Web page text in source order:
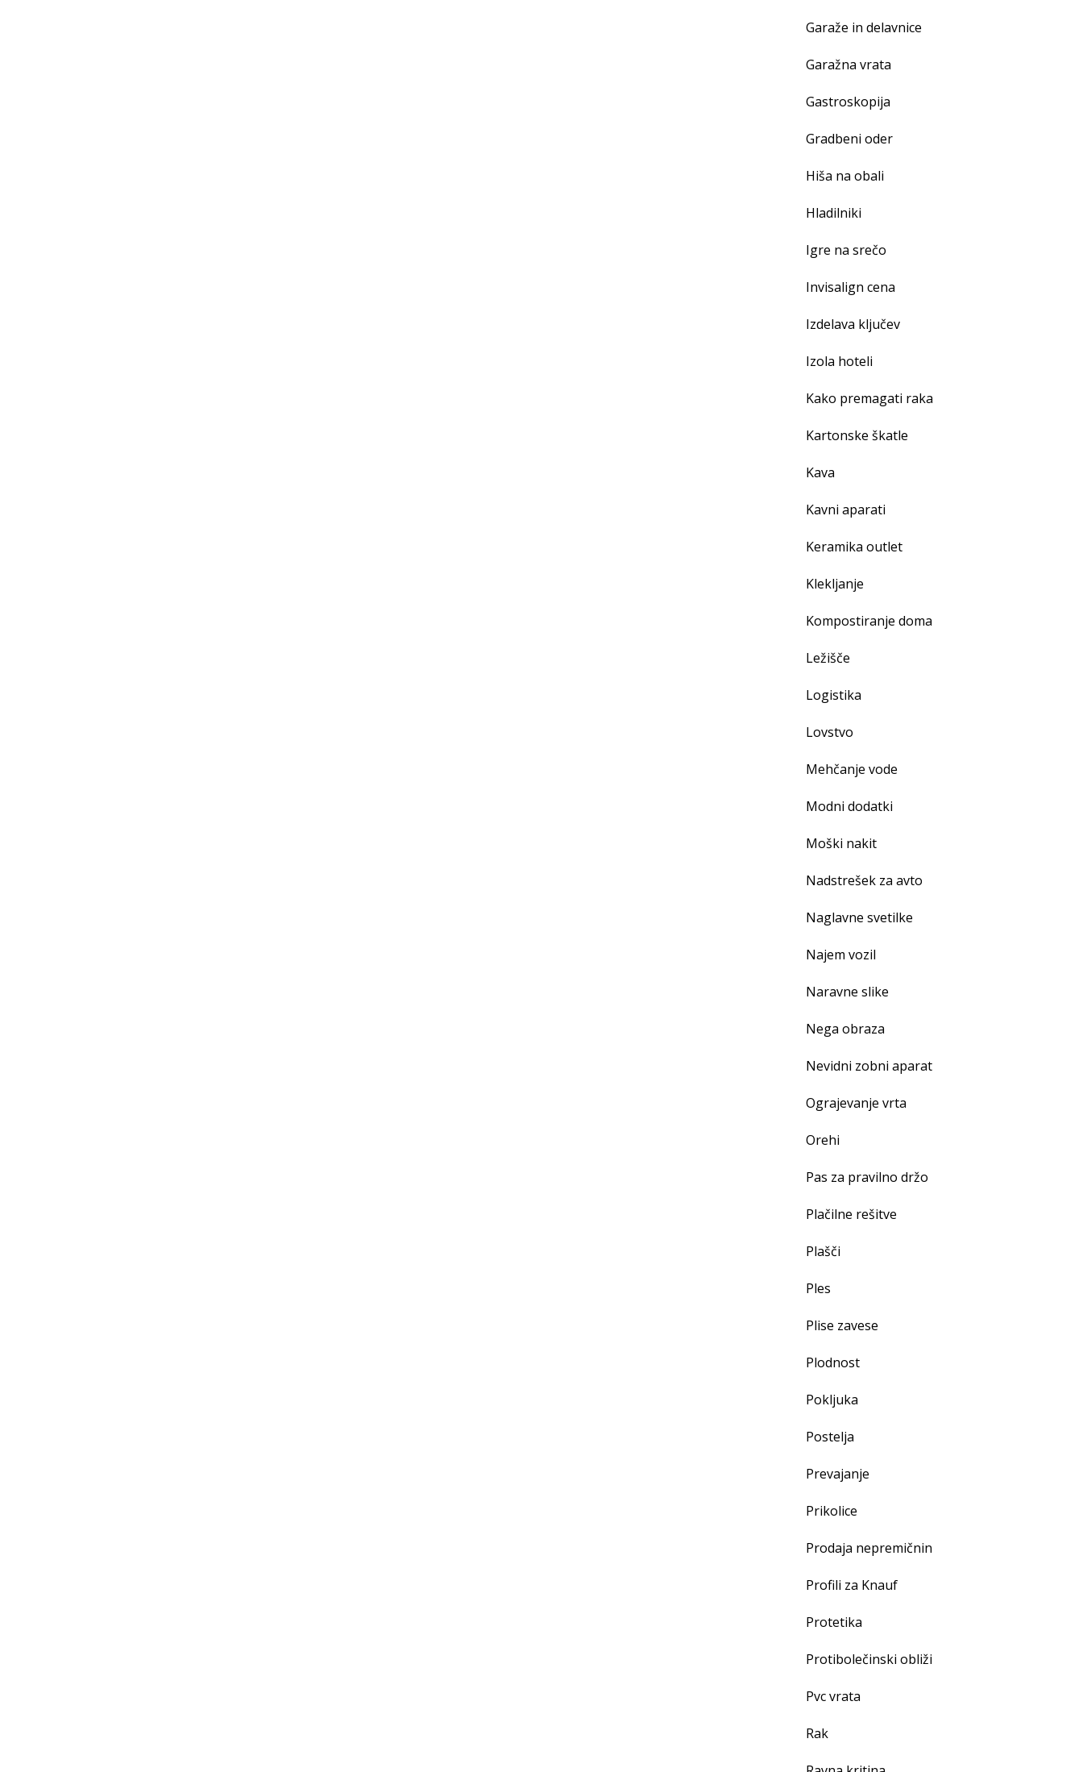
Garaže in delavnice
Garažna vrata
Gastroskopija
Gradbeni oder
Hiša na obali
Hladilniki
Igre na srečo
Invisalign cena
Izdelava ključev
Izola hoteli
Kako premagati raka
Kartonske škatle
Kava
Kavni aparati
Keramika outlet
Klekljanje
Kompostiranje doma
Ležišče
Logistika
Lovstvo
Mehčanje vode
Modni dodatki
Moški nakit
Nadstrešek za avto
Naglavne svetilke
Najem vozil
Naravne slike
Nega obraza
Nevidni zobni aparat
Ograjevanje vrta
Orehi
Pas za pravilno držo
Plačilne rešitve
Plašči
Ples
Plise zavese
Plodnost
Pokljuka
Postelja
Prevajanje
Prikolice
Prodaja nepremičnin
Profili za Knauf
Protetika
Protibolečinski obliži
Pvc vrata
Rak